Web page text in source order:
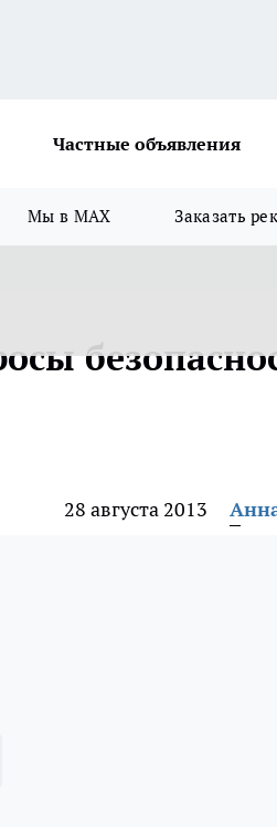
Частные объявления
Мы в MAX Заказать
28 августа 2013